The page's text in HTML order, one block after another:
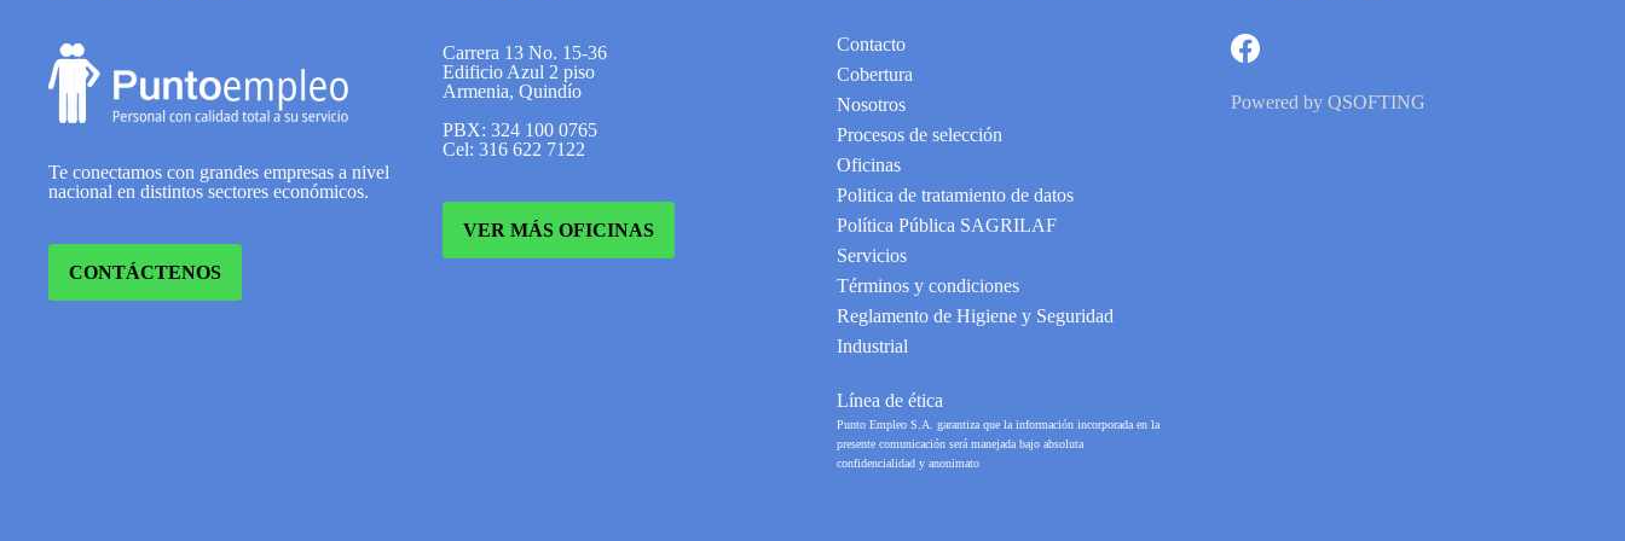
Te conectamos con grandes empresas a nivel
nacional en distintos sectores económicos.
CONTÁCTENOS
Carrera 13 No. 15-36
Edificio Azul 2 piso
Armenia, Quindío
PBX: 324 100 0765
Cel: 316 622 7122
VER MÁS OFICINAS
Contacto
Cobertura
Nosotros
Procesos de selección
Oficinas
Politica de tratamiento de datos
Política Pública SAGRILAF
Servicios
Términos y condiciones
Reglamento de Higiene y Seguridad
Industrial
Línea de ética
Punto Empleo S.A. garantiza que la información incorporada en la
presente comunicación será manejada bajo absoluta
confidencialidad y anonimato
Powered by QSOFTING